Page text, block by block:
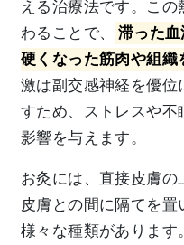
える治療法です。こ
わることで、
滞った
硬くなった筋肉や組織
激は副交感神経を優位
すため、ストレスや不
影響を与えます。
お灸には、直接皮膚の
皮膚との間に隔てを置
様々な種類があります